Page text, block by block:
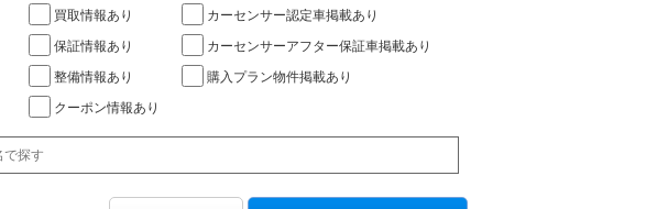
買取情報あり
保証情報あり
整備情報あり
クーポン情報あり
カーセンサー認定車掲載あり
カーセンサーアフター保証車掲載あり
購入プラン物件掲載あり